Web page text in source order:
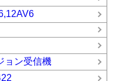
ョン受信機